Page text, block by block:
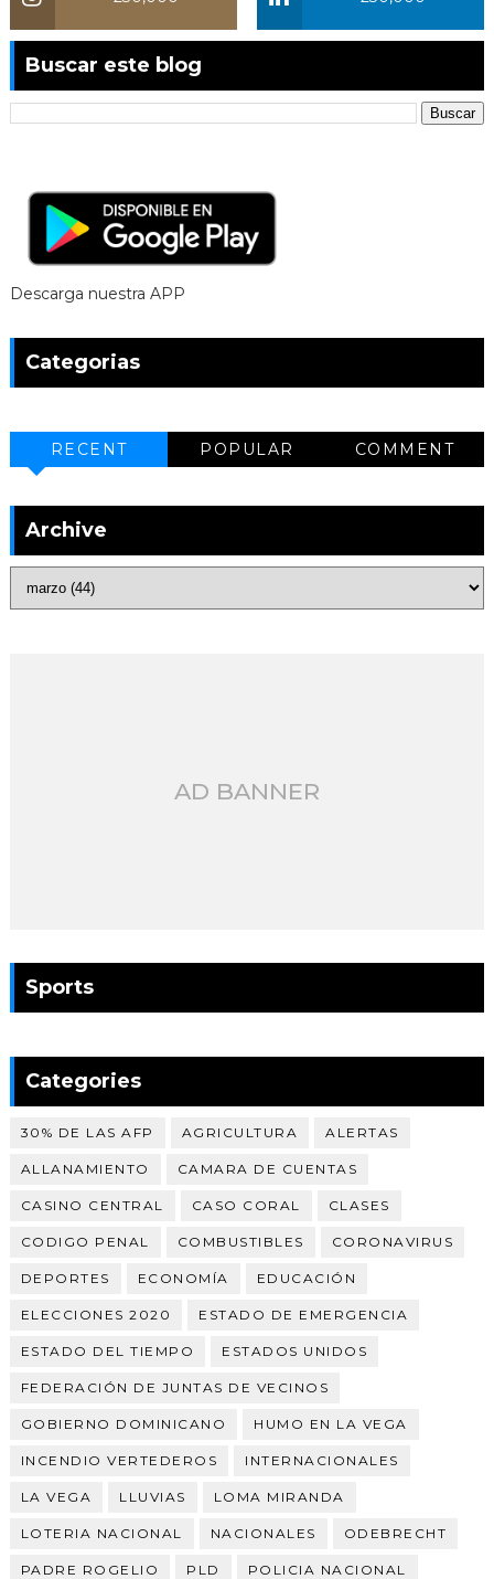
Buscar este blog
Descarga nuestra APP
Categorias
RECENT POPULAR COMMENT
Archive
AD BANNER
Sports
Categories
30% DE LAS AFP AGRICULTURA ALERTAS
ALLANAMIENTO CAMARA DE CUENTAS
CASINO CENTRAL CASO CORAL CLASES
CODIGO PENAL COMBUSTIBLES CORONAVIRUS
DEPORTES ECONOMÍA EDUCACIÓN
ELECCIONES 2020 ESTADO DE EMERGENCIA
ESTADO DEL TIEMPO ESTADOS UNIDOS
FEDERACIÓN DE JUNTAS DE VECINOS
GOBIERNO DOMINICANO HUMO EN LA VEGA
INCENDIO VERTEDEROS INTERNACIONALES
LA VEGA LLUVIAS LOMA MIRANDA
LOTERIA NACIONAL NACIONALES ODEBRECHT
PADRE ROGELIO PLD POLICIA NACIONAL